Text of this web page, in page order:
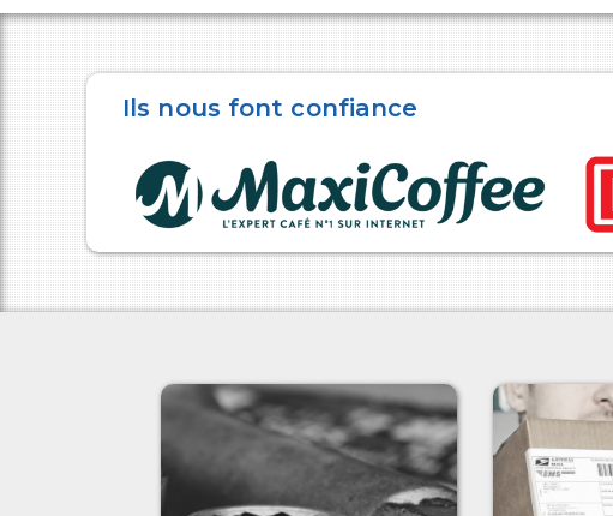
Ils nous font confiance